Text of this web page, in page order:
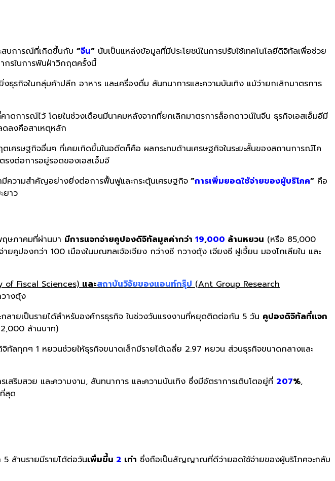
สบการณ์ที่เกิดขึ้นกับ “จีน“ นับเป็นแหล่งข้อมูลที่มีประโยชน์ในการปรับใช้เทคโนโลยีดิจิทัลเพื่อช่วย
กรในการฟันฝ่าวิกฤตครั้งนี้
ธุรกิจในกลุ่มค้าปลีก อาหาร และเครื่องดื่ม สันทนาการและความบันเทิง แม้ว่ายกเลิกมาตรการ
ดการณ์ไว้ โดยในช่วงเดือนมีนาคมหลังจากที่ยกเลิกมาตรการล็อกดาวน์ในจีน ธุรกิจเอสเอ็มอีมี
ดลงคือสาเหตุหลัก
ศรษฐกิจอื่นๆ ที่เคยเกิดขึ้นในอดีตก็คือ ผลกระทบด้านเศรษฐกิจในระยะสั้นของสถานการณ์โค
รงต่อการอยู่รอดของเอสเอ็มอี
มีความสำคัญอย่างยิ่งต่อการฟื้นฟูและกระตุ้นเศรษฐกิจ “การเพิ่มยอดใช้จ่ายของผู้บริโภค“ คือ
ยาว
ษภาคมที่ผ่านมา มีการแจกจ่ายคูปองดิจิทัลมูลค่ากว่า 19,000 ล้านหยวน (หรือ 85,000
คูปองกว่า 100 เมืองในมณฑลเจ้อเจียง กว่างซี กวางตุ้ง เจียงซี ฝูเจี้ยน มองโกเลียใน และ
of Fiscal Sciences) และสถาบันวิจัยของแอนท์กรุ๊ป (Ant Group Research
างตุ้ง
ายเป็นรายได้สำหรับองค์กรธุรกิจ ในช่วงวันแรงงานที่หยุดติดต่อกัน 5 วัน คูปองดิจิทัลที่แจก
ล้านบาท)
ลทุกๆ 1 หยวนช่วยให้ธุรกิจขนาดเล็กมีรายได้เฉลี่ย 2.97 หยวน ส่วนธุรกิจขนาดกลางและ
ริมสวย และความงาม, สันทนาการ และความบันเทิง ซึ่งมีอัตราการเติบโตอยู่ที่ 207%,
สุด
ล้านรายมีรายได้ต่อวันเพิ่มขึ้น 2 เท่า ซึ่งถือเป็นสัญญาณที่ดีว่ายอดใช้จ่ายของผู้บริโภคจะกลับ